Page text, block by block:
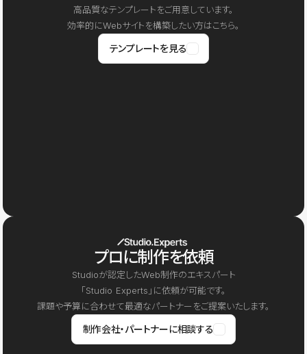
高品質なテンプレートをご用意しています。
効率的にWebサイトを構築したい方はこちら。
テンプレートを見る
プロに制作を依頼
Studioが認定したWeb制作のエキスパート
「Studio Experts」に依頼が可能です。
課題や予算に合わせて最適なパートナーをご提案いたします。
制作会社・パートナーに相談する